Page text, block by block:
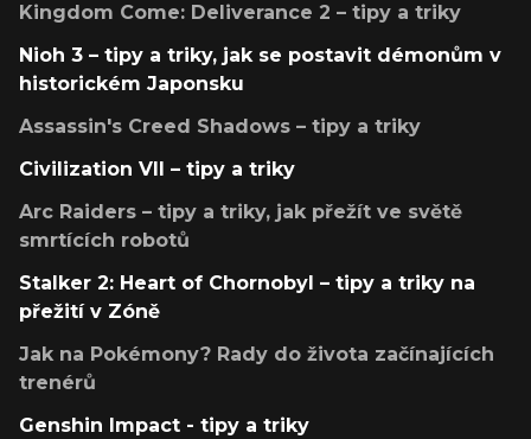
Kingdom Come: Deliverance 2 – tipy a triky
Nioh 3 – tipy a triky, jak se postavit démonům v
historickém Japonsku
Assassin's Creed Shadows – tipy a triky
Civilization VII – tipy a triky
Arc Raiders – tipy a triky, jak přežít ve světě
smrtících robotů
Stalker 2: Heart of Chornobyl – tipy a triky na
přežití v Zóně
Jak na Pokémony? Rady do života začínajících
trenérů
Genshin Impact - tipy a triky